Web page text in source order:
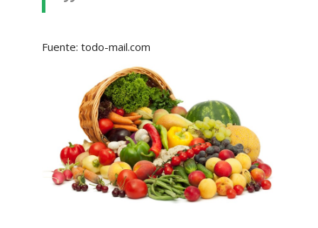
Fuente: todo-mail.com